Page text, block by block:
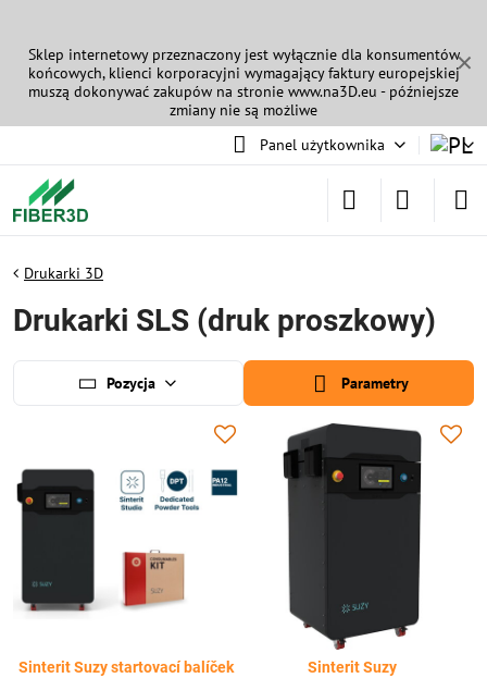
✕
Sklep internetowy przeznaczony jest wyłącznie dla konsumentów
końcowych, klienci korporacyjni wymagający faktury europejskiej
muszą dokonywać zakupów na stronie www.na3D.eu - późniejsze
zmiany nie są możliwe
Panel użytkownika
Drukarki 3D
Drukarki SLS (druk proszkowy)
Pozycja Parametry
Sinterit Suzy startovací balíček Sinterit Suzy